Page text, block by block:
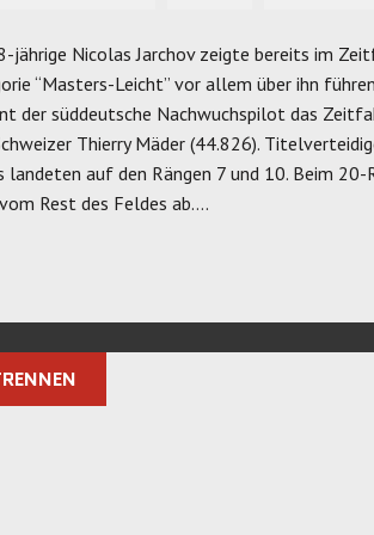
jährige Nicolas Jarchov zeigte bereits im
“Masters-Leicht” vor allem über ihn
der süddeutsche Nachwuchspilot das
Thierry Mäder (44.826).
landeten auf den Rängen 7 und 10. Beim
Rest des Feldes ab….